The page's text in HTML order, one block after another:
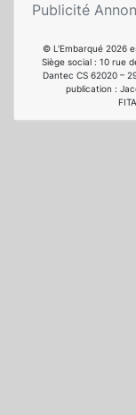
Publicité
© L'Embarqué 2026
Siège social : 10 rue
Dantec CS 62020 –
publication :